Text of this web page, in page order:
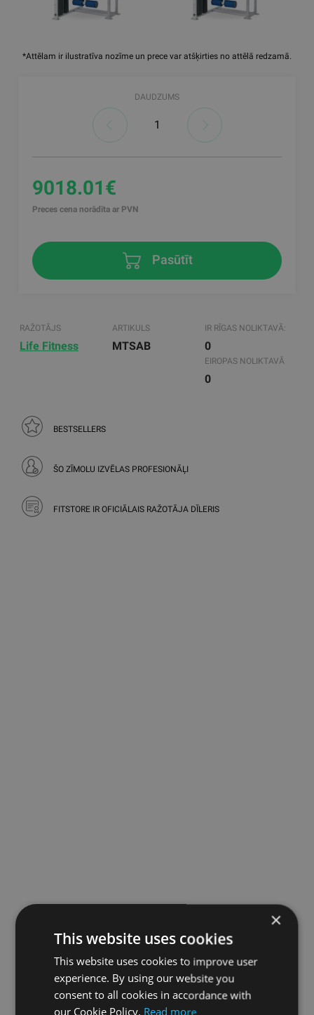
*Attēlam ir ilustratīva nozīme un prece var atšķirties no attēlā redzamā.
DAUDZUMS
9018.01€
Preces cena norādīta ar PVN
Pasūtīt
RAŽOTĀJS
Life Fitness
ARTIKULS
MTSAB
IR RĪGAS NOLIKTAVĀ:
0
EIROPAS NOLIKTAVĀ
0
BESTSELLERS
ŠO ZĪMOLU IZVĒLAS PROFESIONĀĻI
FITSTORE IR OFICIĀLAIS RAŽOTĀJA DĪLERIS
×
This website uses cookies
This website uses cookies to improve user
experience. By using our website you
consent to all cookies in accordance with
our Cookie Policy. Read more